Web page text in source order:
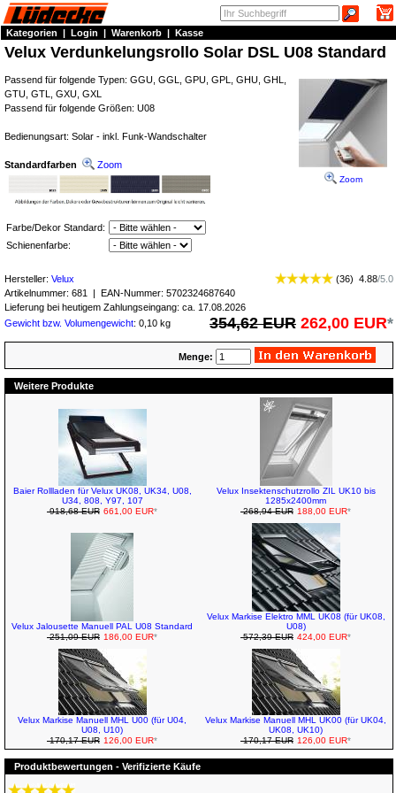
Kategorien | Login | Warenkorb | Kasse
Velux Verdunkelungsrollo Solar DSL U08 Standard
Zoom
Passend für folgende Typen: GGU, GGL, GPU, GPL, GHU, GHL,
GTU, GTL, GXU, GXL
Passend für folgende Größen: U08
Bedienungsart: Solar - inkl. Funk-Wandschalter
Standardfarben Zoom
Farbe/Dekor Standard:
Schienenfarbe:
Hersteller: Velux (36) 4.88/5.0
Artikelnummer: 681 | EAN-Nummer: 5702324687640
Lieferung bei heutigem Zahlungseingang: ca. 17.08.2026
Gewicht bzw. Volumengewicht: 0,10 kg 354,62 EUR 262,00 EUR*
Menge:
Weitere Produkte
Baier Rollladen für Velux UK08, UK34, U08,
U34, 808, Y97, 107
918,68 EUR 661,00 EUR*
Velux Insektenschutzrollo ZIL UK10 bis
1285x2400mm
268,94 EUR 188,00 EUR*
Velux Jalousette Manuell PAL U08 Standard
251,09 EUR 186,00 EUR*
Velux Markise Elektro MML UK08 (für UK08,
U08)
572,39 EUR 424,00 EUR*
Velux Markise Manuell MHL U00 (für U04,
U08, U10)
170,17 EUR 126,00 EUR*
Velux Markise Manuell MHL UK00 (für UK04,
UK08, UK10)
170,17 EUR 126,00 EUR*
Produktbewertungen - Verifizierte Käufe